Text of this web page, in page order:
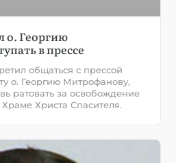
о. Георгию
в прессе
общаться с прессой
о. Георгию Митрофанову,
ратовать за освобождение
Христа Спасителя.